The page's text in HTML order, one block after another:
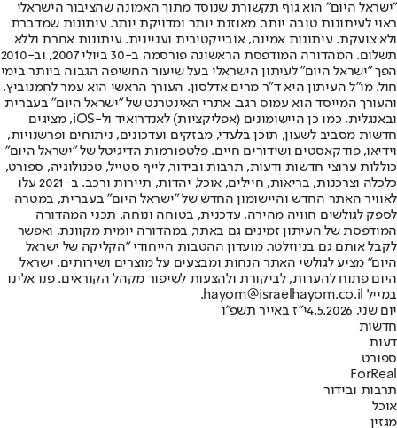
"ישראל היום" הוא גוף תקשורת שנוסד מתוך האמונה שהציבור הישראלי
ראוי לעיתונות טובה יותר, מאוזנת יותר ומדויקת יותר. עיתונות שמדברת
ולא צועקת. עיתונות אמינה, אובייקטיבית ועניינית. עיתונות אחרת וללא
תשלום. המהדורה המודפסת הראשונה פורסמה ב-30 ביולי 2007, וב-2010
הפך "ישראל היום" לעיתון הישראלי בעל שיעור החשיפה הגבוה ביותר בימי
חול. מו"ל העיתון היא ד"ר מרים אדלסון. העורך הראשי הוא עמר לחמנוביץ,
והעורך המייסד הוא עמוס רגב. אתרי האינטרנט של "ישראל היום" בעברית
ובאנגלית, כמו כן היישומונים (אפליקציות) לאנדרואיד ול-iOS, מציגים
חדשות מסביב לשעון, תוכן בלעדי, מבזקים ועדכונים, ניתוחים ופרשנויות,
וידיאו, פודקאסטים ושידורים חיים. פלטפורמות הדיגיטל של "ישראל היום"
כוללות ערוצי חדשות ודעות, תרבות ובידור, לייף סטייל, טכנולוגיה, ספורט,
כלכלה וצרכנות, בריאות, חיילים, אוכל, יהדות, תיירות ורכב. ב-2021 עלו
לאוויר האתר החדש והיישומון החדש של "ישראל היום" בעברית, במטרה
לספק לגולשים חוויה מהירה, עדכנית, בטוחה ונוחה. תכני המהדורה
המודפסת של העיתון זמינים גם באתר, במהדורה יומית מקוונת, ואפשר
לקבל אותם גם בניוזלטר. מועדון ההטבות הייחודי "הקליקה של ישראל
היום" מציע לגולשי האתר הנחות ומבצעים על מוצרים ושירותים. ישראל
היום פתוח להערות, לביקורת ולהצעות לשיפור מקהל הקוראים. פנו אלינו
במייל hayom@israelhayom.co.il.
יום שני, 4.5.2026
י"ז באייר תשפ"ו
חדשות
דעות
ספורט
ForReal
תרבות ובידור
אוכל
מגזין